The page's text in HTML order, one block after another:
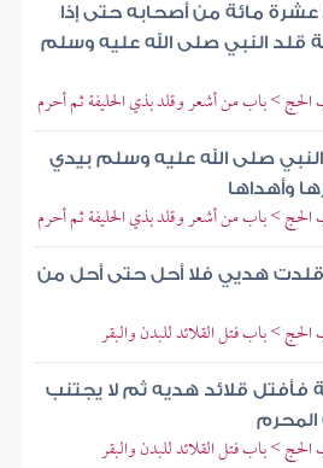
مائة من أصحابه حتى إذا
قلد النبي صلى الله عليه وسلم
> باب من أشعر وقلد بذي الحليفة ثم أحرم
صلى الله عليه وسلم بيدي
وأهداها
> باب من أشعر وقلد بذي الحليفة ثم أحرم
هديي فلا أحل حتى أحل من
> باب فتل القلائد للبدن والبقر
فأفتل قلائد هديه ثم لا يجتنب
المحرم
> باب فتل القلائد للبدن والبقر